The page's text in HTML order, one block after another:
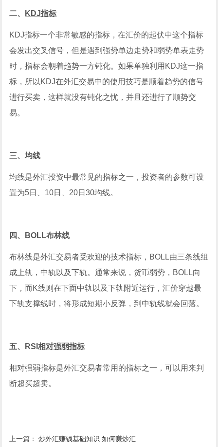
二、 KDJ指标
KDJ指标一个非常敏感的指标，在汇价的起伏中这个指标
会发出交叉信号，但是遇到强势单边走势和弱势单表走势
时，指标会朝着趋势一方钝化。如果单独利用KDJ这一指
标，所以KDJ在外汇交易中的使用技巧是顺着趋势的信号
进行买卖，这样就没有钝化之忧，并且还进行了顺势交
易。
三、均线
均线是外汇投资中最常见的指标之一，投资者的参数可设
置为5日、10日、20日30均线。
四、BOLL布林线
布林线是外汇交易者受欢迎的技术指标，BOLL由三条线组
成上轨，中轨以及下轨。通常来说，货币弱势，BOLL向
下，而K线则在下面中轨以及下轨附近运行，汇价穿越最
下轨支撑线时，将形成短期小反弹，到中轨线就会回落。
五、RSI相对强弱指标
相对强弱指标是外汇交易者常用的指标之一，可以用来判
断超买超卖。
上一篇：炒外汇赚钱基础知识 如何赚炒汇